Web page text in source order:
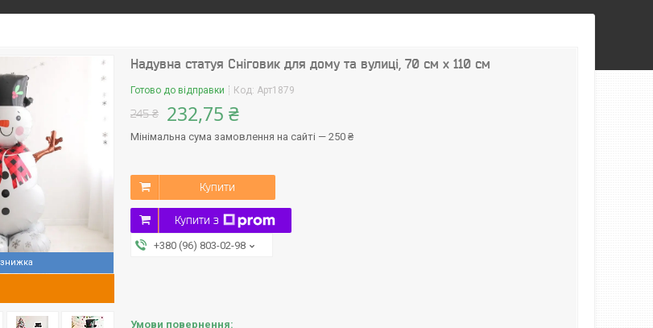
Надувна статуя Сніговик для дому та вулиці, 70 см x 110 см
Готово до відправки Код: Арт1879
245 ₴ 232,75 ₴
Мінімальна сума замовлення на сайті — 250 ₴
Купити
Купити з
+380 (96) 803-02-98